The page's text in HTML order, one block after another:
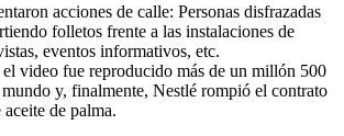
acciones de calle: Personas disfrazadas
folletos frente a las instalaciones de
eventos informativos, etc.
video fue reproducido más de un millón 500
y, finalmente, Nestlé rompió el contrato
de palma.